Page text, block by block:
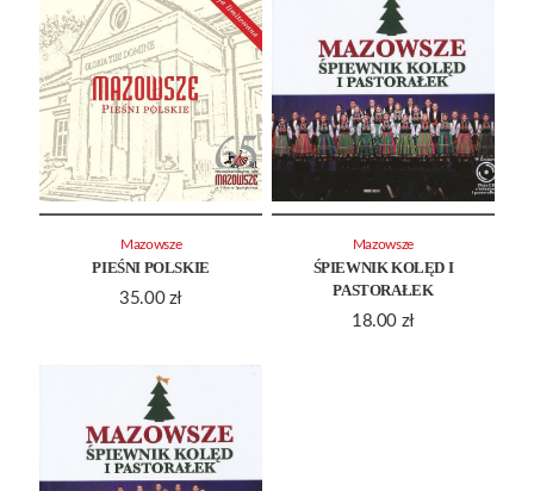
PIEŚNI POLSKIE
35.00 zł
Mazowsze
ŚPIEWNIK KOLĘD I
PASTORAŁEK
18.00 zł
Mazowsze